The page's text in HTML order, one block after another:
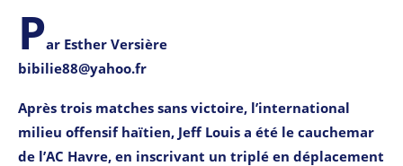
Par Esther Versière
bibilie88@yahoo.fr
Après trois matches sans victoire, l’international
milieu offensif haïtien, Jeff Louis a été le cauchemar
de l’AC Havre, en inscrivant un triplé en déplacement